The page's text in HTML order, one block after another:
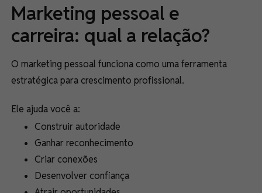
Marketing pessoal e
carreira: qual a relação?
O marketing pessoal funciona como uma ferramenta
estratégica para crescimento profissional.
Ele ajuda você a:
Construir autoridade
Ganhar reconhecimento
Criar conexões
Desenvolver confiança